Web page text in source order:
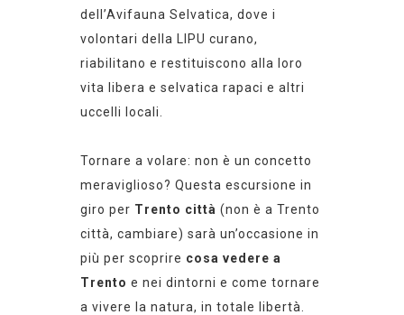
dell’Avifauna Selvatica, dove i
volontari della LIPU curano,
riabilitano e restituiscono alla loro
vita libera e selvatica rapaci e altri
uccelli locali.
Tornare a volare: non è un concetto
meraviglioso? Questa escursione in
giro per Trento città (non è a Trento
città, cambiare) sarà un’occasione in
più per scoprire cosa vedere a
Trento e nei dintorni e come tornare
a vivere la natura, in totale libertà.